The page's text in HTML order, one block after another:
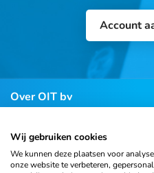
Account
Over OIT bv
Klantenservice
Wij gebruiken cookies
We kunnen deze plaatsen voor
onze website te verbeteren,